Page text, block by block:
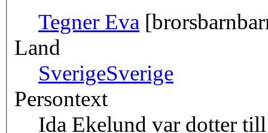
Tegner Eva
Land
SverigeSverige
Persontext
Ida Ekelund var dotter